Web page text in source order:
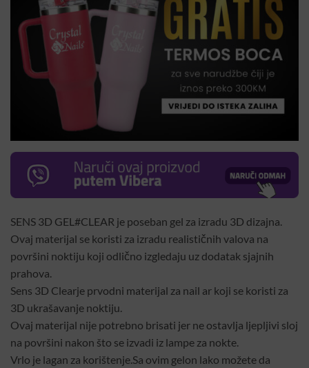
SENS 3D GEL#CLEAR je poseban gel za izradu 3D dizajna.
Ovaj materijal se koristi za izradu realističnih valova na
površini noktiju koji odlično izgledaju uz dodatak sjajnih
prahova.
Sens 3D Clearje prvodni materijal za nail ar koji se koristi za
3D ukrašavanje noktiju.
Ovaj materijal nije potrebno brisati jer ne ostavlja ljepljivi sloj
na površini nakon što se izvadi iz lampe za nokte.
Vrlo je lagan za korištenje.Sa ovim gelon lako možete da